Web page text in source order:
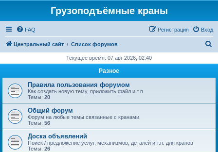
Грузоподъёмные краны
FAQ Вход
Регистрация
Центральный сайт Список форумов
с
Текущее время: 07 авг 2026, 02:40
Разное
Правила пользования форумом
Как создать новую тему, приложить файл и т.п.
Темы: 20
Общий форум
Форум на любые темы связанные с кранами.
Темы: 56
Доска объявлений
Поиск / предложение услуг, механизмов, деталей и т.п. для кранов
Темы: 26